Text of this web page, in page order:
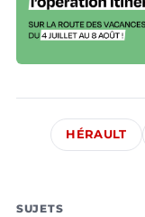
HÉRAULT
SUJETS